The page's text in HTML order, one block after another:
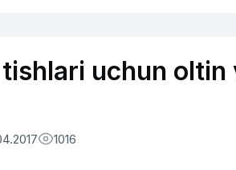
uchun oltin
1016